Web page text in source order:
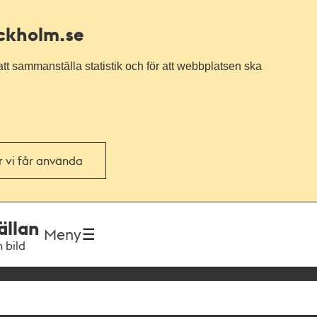
sammanställa statistik och för att webbplatsen ska
vi får använda
bild
Meny